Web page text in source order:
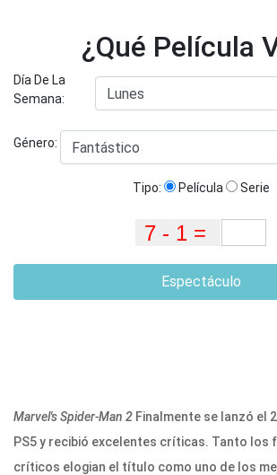
¿Qué Película
Día De La
Semana:
Género:
Tipo: Película Serie
Espectáculo
Marvel's Spider-Man 2 Finalmente se lanzó el
PS5 y recibió excelentes críticas. Tanto los
críticos elogian el título como uno de los